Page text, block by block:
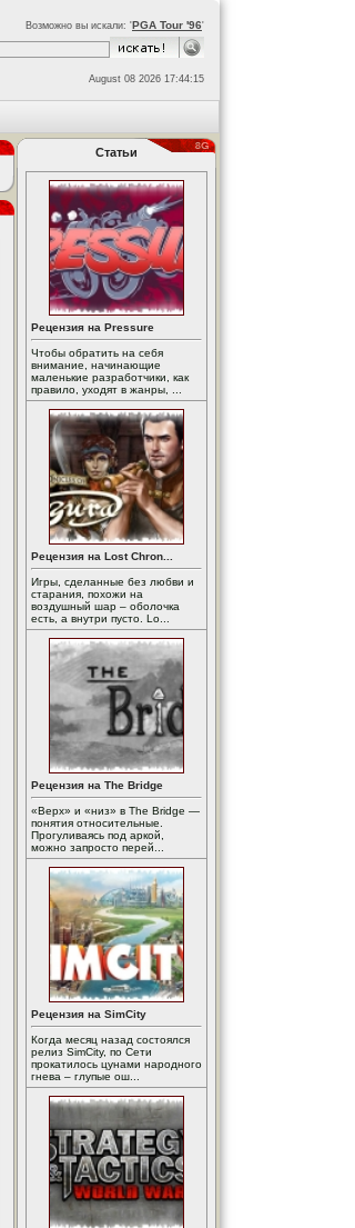
Возможно вы искали: 'PGA Tour '96'
August 08 2026 17:44:15
Статьи
Рецензия на Pressure
Чтобы обратить на себя
внимание, начинающие
маленькие разработчики, как
правило, уходят в жанры, ...
Рецензия на Lost Chron...
Игры, сделанные без любви и
старания, похожи на
воздушный шар – оболочка
есть, а внутри пусто. Lo...
Рецензия на The Bridge
«Верх» и «низ» в The Bridge —
понятия относительные.
Прогуливаясь под аркой,
можно запросто перей...
Рецензия на SimCity
Когда месяц назад состоялся
релиз SimCity, по Сети
прокатилось цунами народного
гнева – глупые ош...